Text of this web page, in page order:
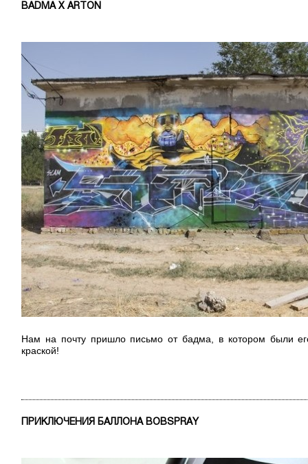
BADMA X ARTON
Нам на почту пришло письмо от бадма, в котором были
краской!
ПРИКЛЮЧЕНИЯ БАЛЛОНА BOBSPRAY